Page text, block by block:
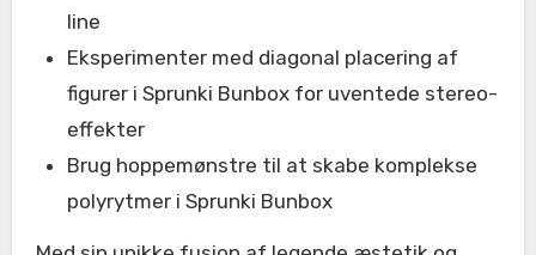
line
Eksperimenter med diagonal placering af
figurer i Sprunki Bunbox for uventede stereo-
effekter
Brug hoppemønstre til at skabe komplekse
polyrytmer i Sprunki Bunbox